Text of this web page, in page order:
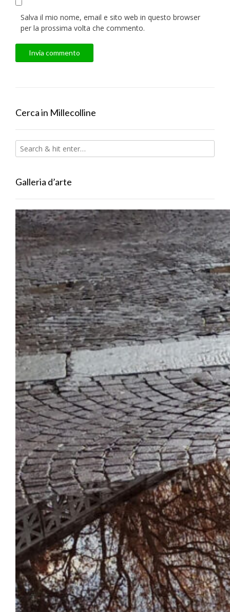
Salva il mio nome, email e sito web in questo browser
per la prossima volta che commento.
Cerca in Millecolline
Galleria d’arte